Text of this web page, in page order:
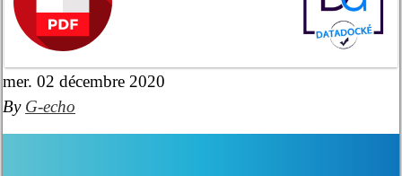
mer. 02 décembre 2020
By G-echo